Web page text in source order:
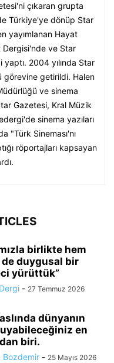
çıkaran grupta
Türkiye'ye dönüp Star
yayımlanan Hayat
Dergisi'nde ve Star
2004 yılında Star
görevine getirildi. Halen
ve sinema
Gazetesi, Kral Müzik
sinema yazıları
"Türk Sineması'nı
röportajları kapsayan
birlikte hem
duygusal bir
yürüttük”
- 27 Temmuz 2026
dünyanın
en
biri.
Bozdemir - 25 Mayıs 2026